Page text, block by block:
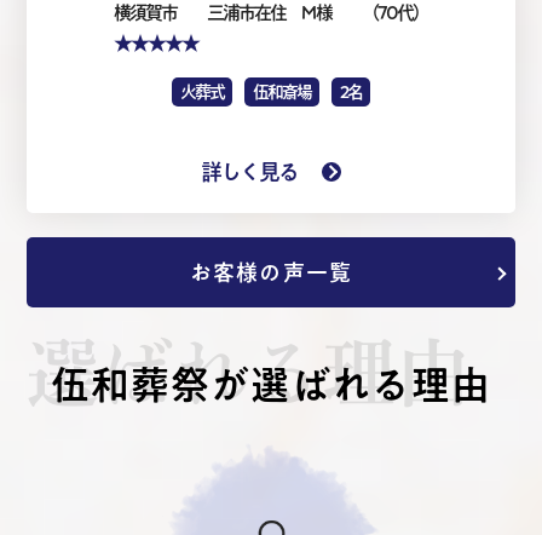
横須賀市 三浦市在住 M 様 （70代）
★★★★★
火葬式 伍和斎場 2名
詳しく見る
お客様の声一覧
伍和葬祭が選ばれる理由
選ばれる理由